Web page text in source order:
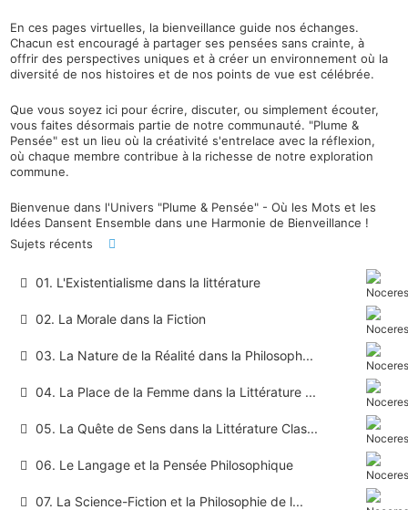
En ces pages virtuelles, la bienveillance guide nos échanges.
Chacun est encouragé à partager ses pensées sans crainte, à
offrir des perspectives uniques et à créer un environnement où la
diversité de nos histoires et de nos points de vue est célébrée.
Que vous soyez ici pour écrire, discuter, ou simplement écouter,
vous faites désormais partie de notre communauté. "Plume &
Pensée" est un lieu où la créativité s'entrelace avec la réflexion,
où chaque membre contribue à la richesse de notre exploration
commune.
Bienvenue dans l'Univers "Plume & Pensée" - Où les Mots et les
Idées Dansent Ensemble dans une Harmonie de Bienveillance !
Sujets récents
01. L'Existentialisme dans la littérature
02. La Morale dans la Fiction
03. La Nature de la Réalité dans la Philosoph...
04. La Place de la Femme dans la Littérature ...
05. La Quête de Sens dans la Littérature Clas...
06. Le Langage et la Pensée Philosophique
07. La Science-Fiction et la Philosophie de l...